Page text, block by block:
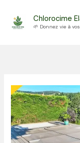
Chlorocime
🌱 Donnez vie à